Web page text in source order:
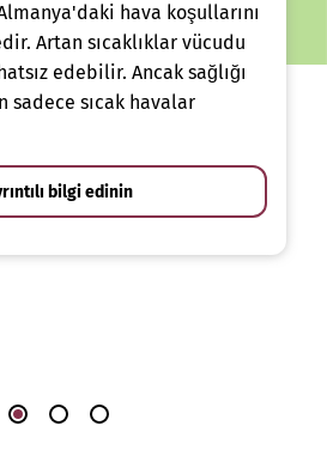
hava koşullarını
Artan sıcaklıklar vücudu
edebilir. Ancak sağlığı
sadece sıcak havalar
bilgi edinin